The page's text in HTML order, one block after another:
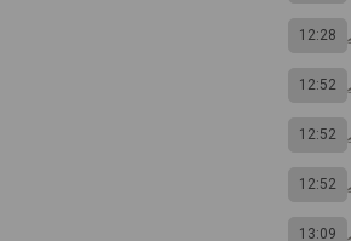
12:28
12:52
12:52
12:52
13:09